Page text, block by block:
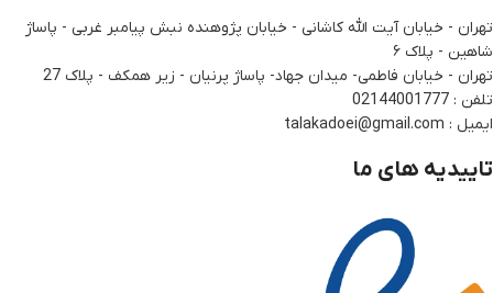
تهران - خیابان آیت الله کاشانی - خیابان پژوهنده نبش پیامبر غربی - پاساژ
شاهین - پلاک ۶
تهران - خیابان فاطمی- میدان جهاد- پاساژ پرنیان - زیر همکف - پلاک 27
تلفن : 02144001777
ایمیل : talakadoei@gmail.com
تاییدیه های ما